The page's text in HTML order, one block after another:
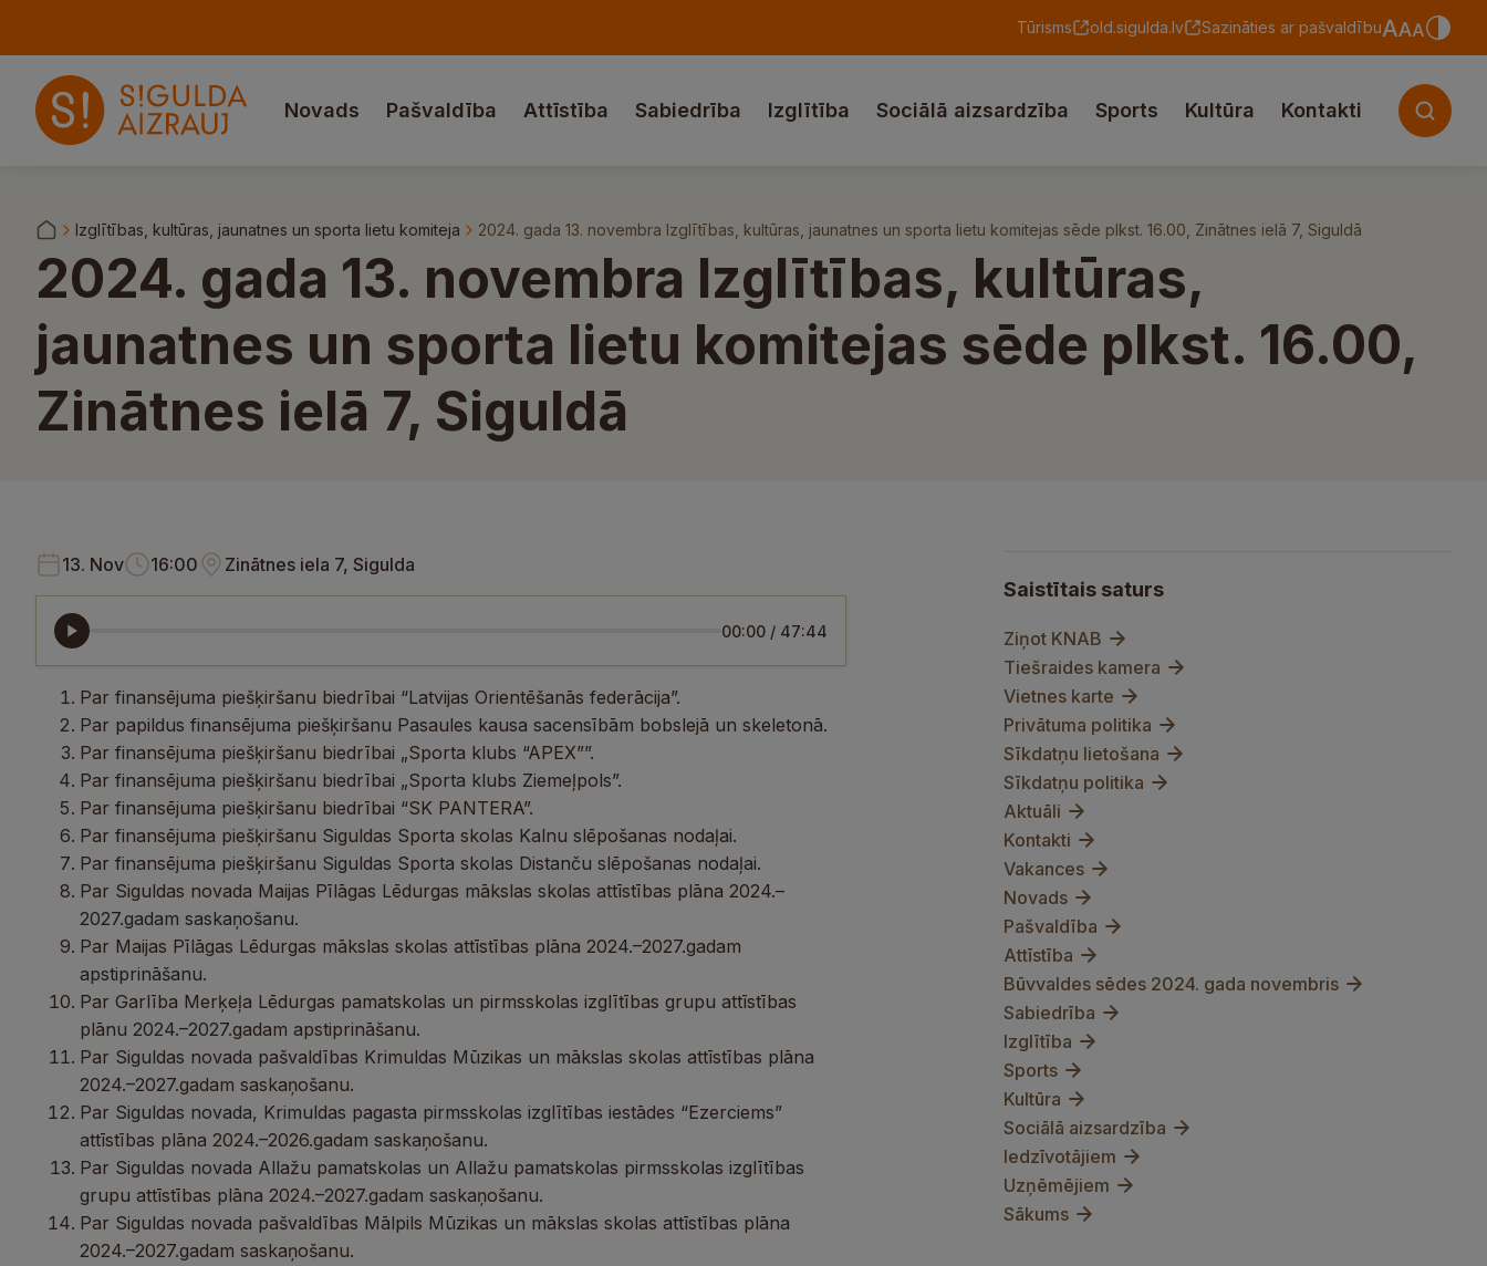
Tūrisms old.sigulda.lv Sazināties ar pašvaldību
Novads Pašvaldība Attīstība Sabiedrība Izglītība Sociālā aizsardzība Sports Kultūra Kontakti
Izglītības, kultūras, jaunatnes un sporta lietu komiteja 2024. gada 13. novembra Izglītības, kultūras, jaunatnes un sporta lietu komitejas sēde plkst. 16.00, Zinātnes ielā 7, Siguldā
2024. gada 13. novembra Izglītības, kultūras,
jaunatnes un sporta lietu komitejas sēde plkst. 16.00,
Zinātnes ielā 7, Siguldā
13. Nov 16:00 Zinātnes iela 7, Sigulda
00:00 / 47:44
Par finansējuma piešķiršanu biedrībai “Latvijas Orientēšanās federācija”.
Par papildus finansējuma piešķiršanu Pasaules kausa sacensībām bobslejā un skeletonā.
Par finansējuma piešķiršanu biedrībai „Sporta klubs “APEX””.
Par finansējuma piešķiršanu biedrībai „Sporta klubs Ziemeļpols”.
Par finansējuma piešķiršanu biedrībai “SK PANTERA”.
Par finansējuma piešķiršanu Siguldas Sporta skolas Kalnu slēpošanas nodaļai.
Par finansējuma piešķiršanu Siguldas Sporta skolas Distanču slēpošanas nodaļai.
Par Siguldas novada Maijas Pīlāgas Lēdurgas mākslas skolas attīstības plāna 2024.–
2027.gadam saskaņošanu.
Par Maijas Pīlāgas Lēdurgas mākslas skolas attīstības plāna 2024.–2027.gadam
apstiprināšanu.
Par Garlība Merķeļa Lēdurgas pamatskolas un pirmsskolas izglītības grupu attīstības
plānu 2024.–2027.gadam apstiprināšanu.
Par Siguldas novada pašvaldības Krimuldas Mūzikas un mākslas skolas attīstības plāna
2024.–2027.gadam saskaņošanu.
Par Siguldas novada, Krimuldas pagasta pirmsskolas izglītības iestādes “Ezerciems”
attīstības plāna 2024.–2026.gadam saskaņošanu.
Par Siguldas novada Allažu pamatskolas un Allažu pamatskolas pirmsskolas izglītības
grupu attīstības plāna 2024.–2027.gadam saskaņošanu.
Par Siguldas novada pašvaldības Mālpils Mūzikas un mākslas skolas attīstības plāna
2024.–2027.gadam saskaņošanu.
Saistītais saturs
Ziņot KNAB
Tiešraides kamera
Vietnes karte
Privātuma politika
Sīkdatņu lietošana
Sīkdatņu politika
Aktuāli
Kontakti
Vakances
Novads
Pašvaldība
Attīstība
Būvvaldes sēdes 2024. gada novembris
Sabiedrība
Izglītība
Sports
Kultūra
Sociālā aizsardzība
Iedzīvotājiem
Uzņēmējiem
Sākums